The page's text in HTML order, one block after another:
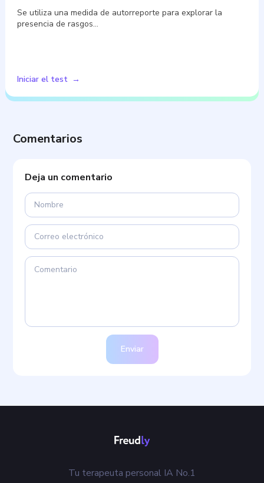
Se utiliza una medida de autorreporte para explorar la
presencia de rasgos…
Iniciar el test
Comentarios
Deja un comentario
Enviar
Tu terapeuta personal IA No.1